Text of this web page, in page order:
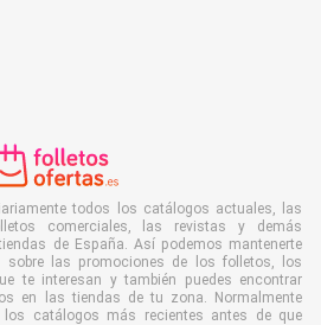
todos los catálogos actuales, las
comerciales, las revistas y demás
de España. Así podemos mantenerte
sobre las promociones de los folletos, los
te interesan y también puedes encontrar
en las tiendas de tu zona. Normalmente
catálogos más recientes antes de que